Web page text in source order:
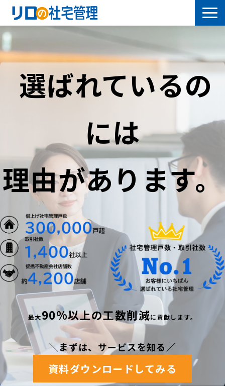
借上社宅プラン
導入事例
社宅について学ぶ
よくあるご質問
セミナー
選ばれているの
には
理由があります。
最大90%以上の工数削減に貢献します。
＼まずは、サービスを知る ／
資料ダウンロードしてみる